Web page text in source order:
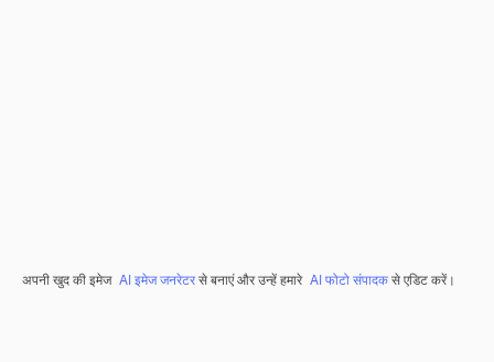
अपनी खुद की इमेज AI इमेज जनरेटरसे बनाएं और उन्हें हमारे AI फोटो संपादकसे एडिट करें।